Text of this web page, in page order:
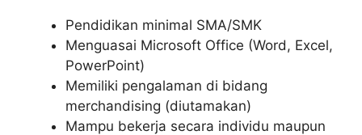
Pendidikan minimal SMA/SMK
Menguasai Microsoft Office (Word, Excel,
PowerPoint)
Memiliki pengalaman di bidang
merchandising (diutamakan)
Mampu bekerja secara individu maupun